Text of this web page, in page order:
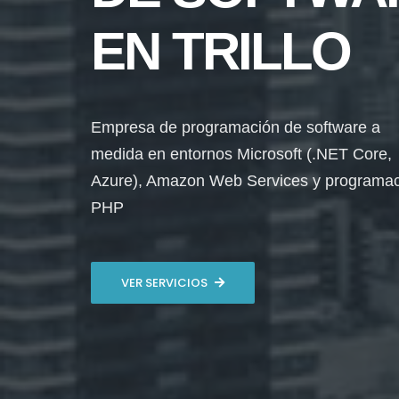
EN TRILLO
Empresa de programación de software a
medida en entornos Microsoft (.NET Core,
Azure), Amazon Web Services y
PHP
VER SERVICIOS